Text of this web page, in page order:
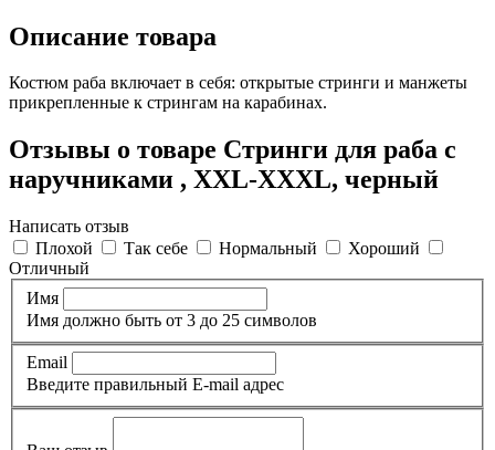
Описание товара
Костюм раба включает в себя: открытые стринги и манжеты
прикрепленные к стрингам на карабинах.
Отзывы о товаре Стринги для раба с
наручниками , XXL-XXXL, черный
Написать отзыв
Плохой
Так себе Нормальный
Хороший
Отличный
Имя
Имя должно быть от 3 до 25 символов
Email
Введите правильный E-mail адрес